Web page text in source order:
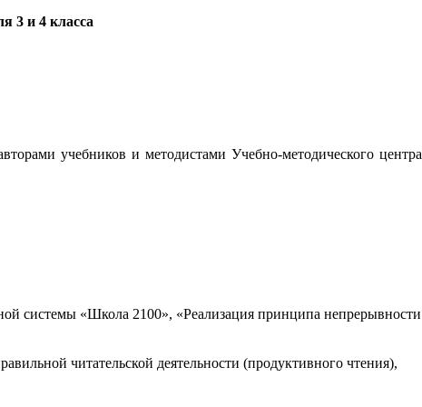
3 и 4 класса
учебников и методистами Учебно-методического центра
системы «Школа 2100», «Реализация принципа непрерывности
читательской деятельности (продуктивного чтения),